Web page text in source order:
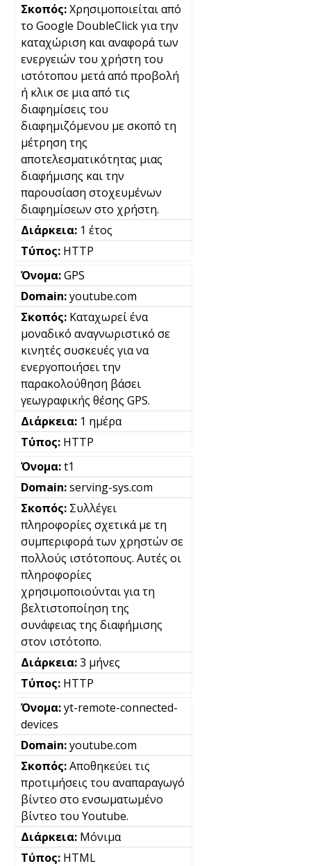
Χρησιμοποιείται από
το Google DoubleClick για την
καταχώριση και αναφορά των
ενεργειών του χρήστη του
ιστότοπου μετά από προβολή
ή κλικ σε μια από τις
διαφημίσεις του
διαφημιζόμενου με σκοπό τη
μέτρηση της
αποτελεσματικότητας μιας
διαφήμισης και την
παρουσίαση στοχευμένων
διαφημίσεων στο χρήστη.
1 έτος
HTTP
GPS
youtube.com
Καταχωρεί ένα
μοναδικό αναγνωριστικό σε
κινητές συσκευές για να
ενεργοποιήσει την
παρακολούθηση βάσει
γεωγραφικής θέσης GPS.
1 ημέρα
HTTP
t1
serving-sys.com
Συλλέγει
πληροφορίες σχετικά με τη
συμπεριφορά των χρηστών σε
πολλούς ιστότοπους. Αυτές οι
πληροφορίες
χρησιμοποιούνται για τη
βελτιστοποίηση της
συνάφειας της διαφήμισης
στον ιστότοπο.
3 μήνες
HTTP
yt-remote-connected-
devices
youtube.com
Αποθηκεύει τις
προτιμήσεις του αναπαραγωγό
βίντεο στο ενσωματωμένο
βίντεο του Youtube.
Μόνιμα
HTML